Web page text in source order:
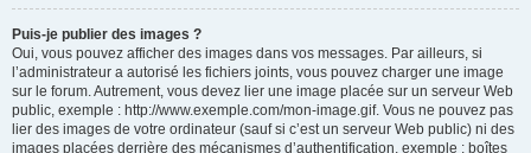
Puis-je publier des images ?
Oui, vous pouvez afficher des images dans vos messages. Par ailleurs, si
l’administrateur a autorisé les fichiers joints, vous pouvez charger une image
sur le forum. Autrement, vous devez lier une image placée sur un serveur Web
public, exemple : http://www.exemple.com/mon-image.gif. Vous ne pouvez pas
lier des images de votre ordinateur (sauf si c’est un serveur Web public) ni des
images placées derrière des mécanismes d’authentification, exemple : boîtes